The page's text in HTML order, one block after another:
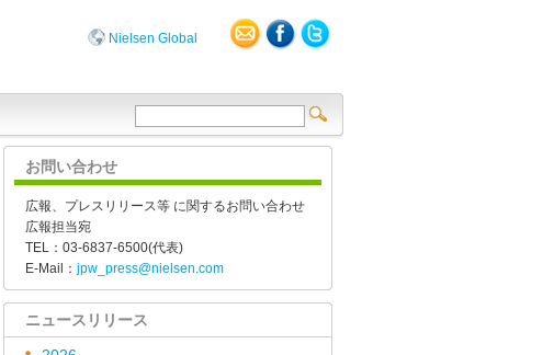
Nielsen Global
お問い合わせ
広報、プレスリリース等 に関するお問い合わせ
広報担当宛
TEL：03-6837-6500(代表)
E-Mail： jpw_press@nielsen.com
ニュースリリース